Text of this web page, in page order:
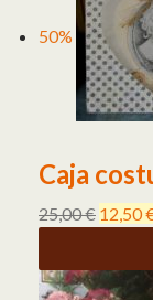
50%
Caja
25,00€ 12,50